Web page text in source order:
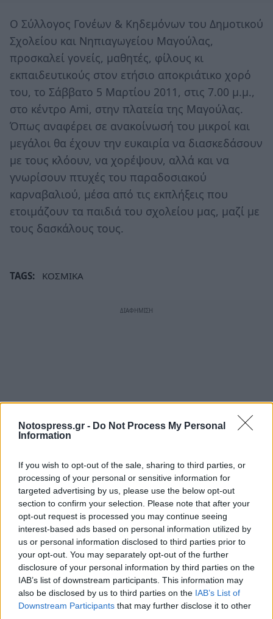
Notospress.gr - Do Not Process My Personal
Information
If you wish to opt-out of the sale, sharing to third parties, or
processing of your personal or sensitive information for
targeted advertising by us, please use the below opt-out
section to confirm your selection. Please note that after your
opt-out request is processed you may continue seeing
interest-based ads based on personal information utilized by
us or personal information disclosed to third parties prior to
your opt-out. You may separately opt-out of the further
disclosure of your personal information by third parties on the
IAB’s list of downstream participants. This information may
also be disclosed by us to third parties on the IAB’s List of
Downstream Participants that may further disclose it to other
Ο Σύλλογος Γονέων & Κηδεμόνων του Δημοτικού
Σχολείου και Νηπιαγωγείου Μαγούλας,
προσκαλεί γονείς, μαθητές, φίλους κι
εκπαιδευτικούς στον ετήσιο αποκριάτικο χορό
του, το Σάββατο 5 Μαρτίου 2011, στις 7.00 μ.μ.,
στο κέντρο Ami, στην πλατεία της Μαγούλας.
Όπως αναφέρει σε ανακοίνωσή του μικροί και
μεγάλοι θα έχουν την ευκαιρία να διασκεδάσουν
με τους κλόουν, να χορέψουν, αλλά και να
γνωρίσουν πτυχές του παραδοσιακού
καρναβαλιού, μέσα από τις εκπλήξεις που
ετοιμάζουν τα παιδιά του σχολείου μας, μαζί με
τους δασκάλους τους.
TAGS: ΚΟΣΜΙΚΑ